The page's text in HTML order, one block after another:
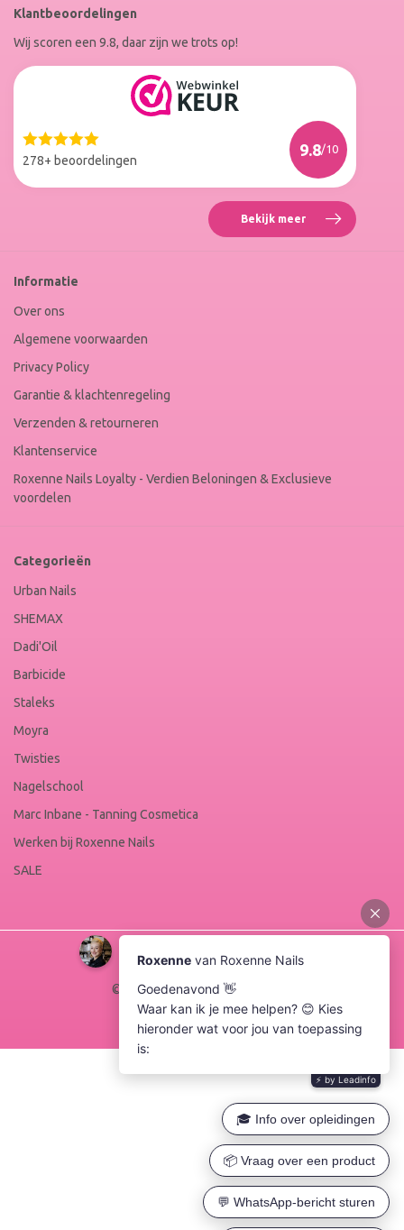
Facebook
op
Instagram
Klantbeoordelingen
Wij scoren een 9.8, daar zijn we trots op!
278+ beoordelingen
9.8/10
Web
Winkel
Bekijk meer Reviews
Roxenne
Informatie
Over ons
Algemene voorwaarden
Privacy Policy
Garantie & klachtenregeling
Verzenden & retourneren
Klantenservice
Roxenne Nails Loyalty - Verdien Beloningen & Exclusieve
voordelen
Categorieën
Urban Nails
SHEMAX
Dadi'Oil
Barbicide
Staleks
Moyra
Twisties
Nagelschool
Marc Inbane - Tanning Cosmetica
Werken bij Roxenne Nails
SALE
© Copyright 2026 Roxenne Nails